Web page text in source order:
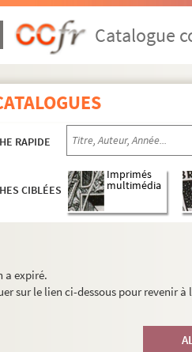
Catalogue
RAPIDE
CIBLÉES
Imprimés
multimédia
a expiré.
sur le lien ci-dessous pour revenir